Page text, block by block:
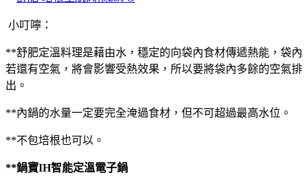
小叮嚀：
**舒肥定溫料理是藉由水，穩定的向袋內食材傳遞熱能，袋內
若還有空氣，將會影響受熱效果，所以要將袋內多餘的空氣排
出。
**內鍋的水量一定要完全淹過食材，但不可超過最高水位。
**不包培根也可以。
**鍋寶IH智能定溫電子鍋